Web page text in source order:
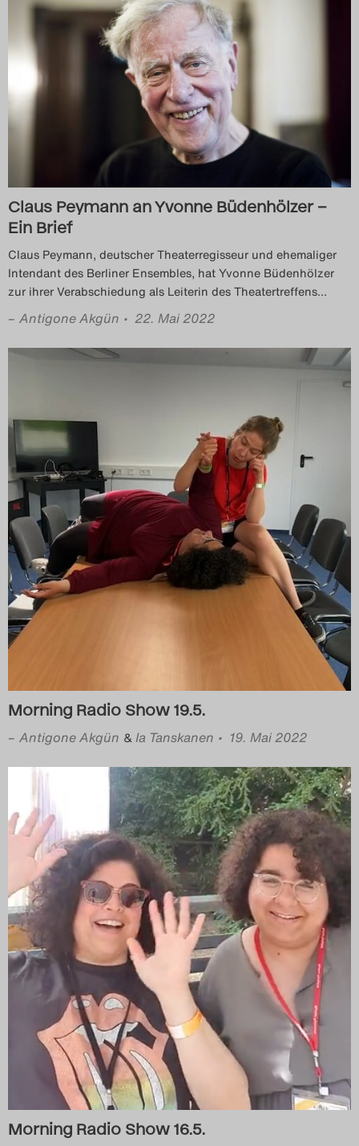
Claus Peymann an Yvonne Büdenhölzer –
Ein Brief
Claus Peymann, deutscher Theaterregisseur und ehemaliger
Intendant des Berliner Ensembles, hat Yvonne Büdenhölzer
zur ihrer Verabschiedung als Leiterin des Theatertreffens…
– Antigone Akgün • 22. Mai 2022
Morning Radio Show 19.5.
– Antigone Akgün &Ia Tanskanen • 19. Mai 2022
Morning Radio Show 16.5.